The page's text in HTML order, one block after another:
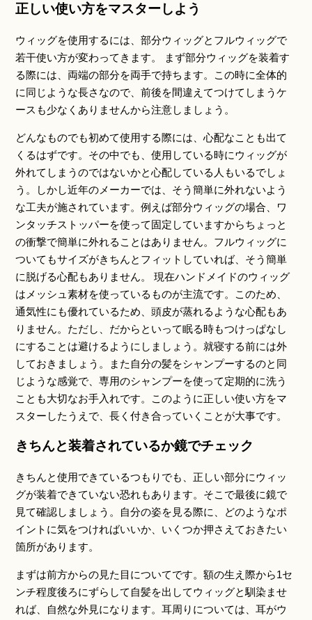
正しい使い方をマスターしよう
ウィッグを使用するには、部分ウィッグとフルウィッグで
若干使い方が変わってきます。 まず部分ウィッグを装着す
る際には、両端の部分を両手で持ちます。この時に全体的
に同じような長さなので、前後を間違えてつけてしまうケ
ースも少なくありませんから注意しましょう。
どんなものでも初めて使用する際には、心配なことも出て
くるはずです。その中でも、使用している時にウィッグが
外れてしまうのではないかと心配している人もいるでしょ
う。しかし近年のメーカーでは、そう簡単に外れないよう
な工夫が施されています。例えば部分ウィッグの場合、ワ
ンタッチストッパーを使って固定していますからちょっと
の衝撃で簡単に外れることはありません。フルウィッグに
ついてもサイズがきちんとフィットしていれば、そう簡単
に脱げる心配もありません。 現在ハンドメイドのウィッグ
はメッシュ素材を使っているものが主流です。このため、
通気性にも優れているため、頭皮が蒸れるような心配もあ
りません。ただし、だからといって眠る時もつけっぱなし
にすることは避けるようにしましょう。就寝する前には外
しておきましょう。また自分の髪をシャンプーするのと同
じような感覚で、専用のシャンプーを使って定期的に洗う
ことも大切なお手入れです。このように正しい使い方をマ
スターしたうえで、長く付き合っていくことが大事です。
きちんと装着されているか鏡でチェック
きちんと使用できているつもりでも、正しい部分にウィッ
グが装着できていない恐れもあります。そこで最後に鏡で
見て確認しましょう。自分の姿を見る際に、どのようなポ
イントに気をつければいいか、いくつか押さえておきたい
箇所があります。
まずは前方からの見た目についてです。額の生え際から1セ
ンチ程度後ろにずらして自髪を出してウィッグと馴染ませ
れば、自然な外見になります。耳周りについては、耳がウ